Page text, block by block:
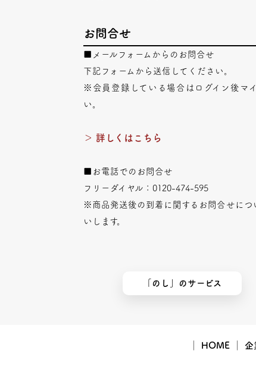
お問合せ
■メールフォームからのお問合せ
下記フォームから送信してください。
※会員登録している場合はログイン後マ
い。
＞ 詳しくはこちら
■お電話でのお問合せ
フリーダイヤル：0120-474-595
※商品発送後の到着に関するお問合せにつ
いします。
「のし」のサービス
HOME 企